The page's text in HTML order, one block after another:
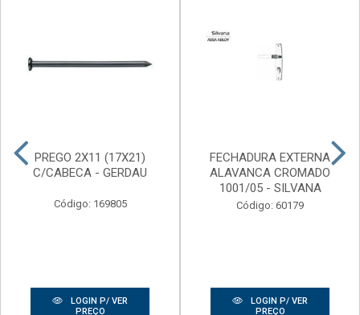
PREGO 2X11 (17X21)
C/CABECA - GERDAU
Código: 169805
LOGIN P/ VER
PREÇO
FECHADURA EXTERNA
ALAVANCA CROMADO
1001/05 - SILVANA
Código: 60179
LOGIN P/ VER
PREÇO